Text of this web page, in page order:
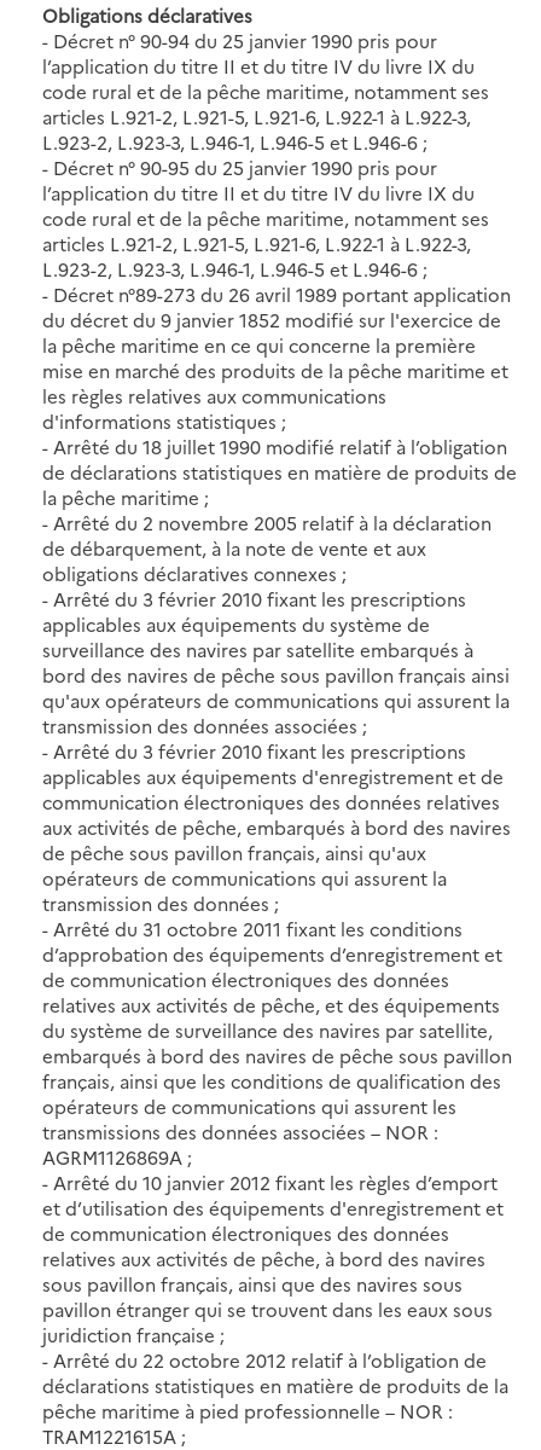
Obligations déclaratives
- Décret n° 90-94 du 25 janvier 1990 pris pour
l’application du titre II et du titre IV du livre IX du
code rural et de la pêche maritime, notamment ses
articles L.921-2, L.921-5, L.921-6, L.922-1 à L.922-3,
L.923-2, L.923-3, L.946-1, L.946-5 et L.946-6 ;
- Décret n° 90-95 du 25 janvier 1990 pris pour
l’application du titre II et du titre IV du livre IX du
code rural et de la pêche maritime, notamment ses
articles L.921-2, L.921-5, L.921-6, L.922-1 à L.922-3,
L.923-2, L.923-3, L.946-1, L.946-5 et L.946-6 ;
- Décret n°89-273 du 26 avril 1989 portant application
du décret du 9 janvier 1852 modifié sur l'exercice de
la pêche maritime en ce qui concerne la première
mise en marché des produits de la pêche maritime et
les règles relatives aux communications
d'informations statistiques ;
- Arrêté du 18 juillet 1990 modifié relatif à l’obligation
de déclarations statistiques en matière de produits de
la pêche maritime ;
- Arrêté du 2 novembre 2005 relatif à la déclaration
de débarquement, à la note de vente et aux
obligations déclaratives connexes ;
- Arrêté du 3 février 2010 fixant les prescriptions
applicables aux équipements du système de
surveillance des navires par satellite embarqués à
bord des navires de pêche sous pavillon français ainsi
qu'aux opérateurs de communications qui assurent la
transmission des données associées ;
- Arrêté du 3 février 2010 fixant les prescriptions
applicables aux équipements d'enregistrement et de
communication électroniques des données relatives
aux activités de pêche, embarqués à bord des navires
de pêche sous pavillon français, ainsi qu'aux
opérateurs de communications qui assurent la
transmission des données ;
- Arrêté du 31 octobre 2011 fixant les conditions
d’approbation des équipements d’enregistrement et
de communication électroniques des données
relatives aux activités de pêche, et des équipements
du système de surveillance des navires par satellite,
embarqués à bord des navires de pêche sous pavillon
français, ainsi que les conditions de qualification des
opérateurs de communications qui assurent les
transmissions des données associées – NOR :
AGRM1126869A ;
- Arrêté du 10 janvier 2012 fixant les règles d’emport
et d’utilisation des équipements d'enregistrement et
de communication électroniques des données
relatives aux activités de pêche, à bord des navires
sous pavillon français, ainsi que des navires sous
pavillon étranger qui se trouvent dans les eaux sous
juridiction française ;
- Arrêté du 22 octobre 2012 relatif à l’obligation de
déclarations statistiques en matière de produits de la
pêche maritime à pied professionnelle – NOR :
TRAM1221615A ;